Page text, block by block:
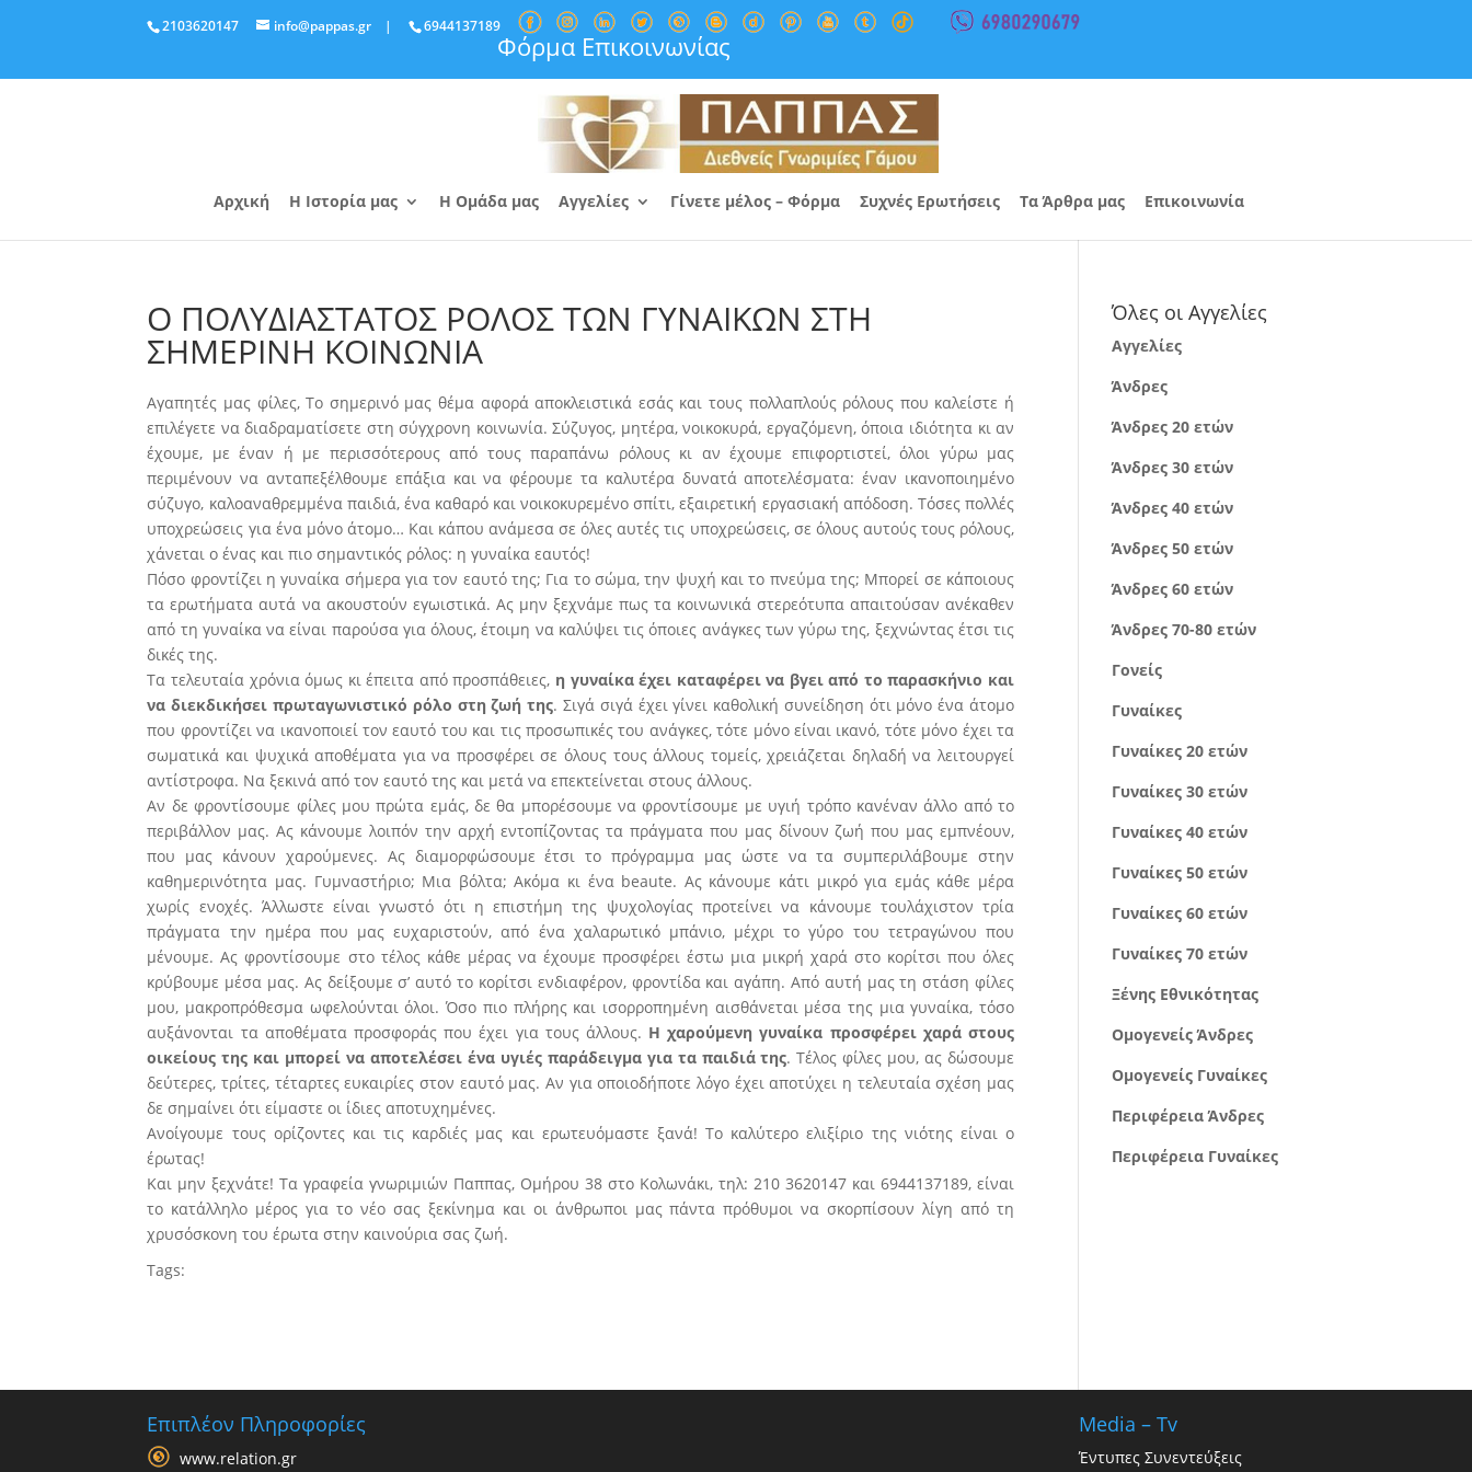
2103620147 info@pappas.gr | 6944137189
Φόρμα Επικοινωνίας
Αρχική Η Ιστορία μας Η Ομάδα μας Αγγελίες Γίνετε μέλος – Φόρμα Συχνές Ερωτήσεις Τα Άρθρα μας Επικοινωνία
O ΠΟΛΥΔΙΑΣΤΑΤΟΣ ΡΟΛΟΣ ΤΩΝ ΓΥΝΑΙΚΩΝ ΣΤΗ
ΣΗΜΕΡΙΝΗ ΚΟΙΝΩΝΙΑ
Αγαπητές μας φίλες, Το σημερινό μας θέμα αφορά αποκλειστικά εσάς και τους πολλαπλούς ρόλους που καλείστε ή
επιλέγετε να διαδραματίσετε στη σύγχρονη κοινωνία. Σύζυγος, μητέρα, νοικοκυρά, εργαζόμενη, όποια ιδιότητα κι αν
έχουμε, με έναν ή με περισσότερους από τους παραπάνω ρόλους κι αν έχουμε επιφορτιστεί, όλοι γύρω μας
περιμένουν να ανταπεξέλθουμε επάξια και να φέρουμε τα καλυτέρα δυνατά αποτελέσματα: έναν ικανοποιημένο
σύζυγο, καλοαναθρεμμένα παιδιά, ένα καθαρό και νοικοκυρεμένο σπίτι, εξαιρετική εργασιακή απόδοση. Τόσες πολλές
υποχρεώσεις για ένα μόνο άτομο… Και κάπου ανάμεσα σε όλες αυτές τις υποχρεώσεις, σε όλους αυτούς τους ρόλους,
χάνεται ο ένας και πιο σημαντικός ρόλος: η γυναίκα εαυτός!
Πόσο φροντίζει η γυναίκα σήμερα για τον εαυτό της; Για το σώμα, την ψυχή και το πνεύμα της; Μπορεί σε κάποιους
τα ερωτήματα αυτά να ακουστούν εγωιστικά. Ας μην ξεχνάμε πως τα κοινωνικά στερεότυπα απαιτούσαν ανέκαθεν
από τη γυναίκα να είναι παρούσα για όλους, έτοιμη να καλύψει τις όποιες ανάγκες των γύρω της, ξεχνώντας έτσι τις
δικές της.
Τα τελευταία χρόνια όμως κι έπειτα από προσπάθειες, η γυναίκα έχει καταφέρει να βγει από το παρασκήνιο και
να διεκδικήσει πρωταγωνιστικό ρόλο στη ζωή της. Σιγά σιγά έχει γίνει καθολική συνείδηση ότι μόνο ένα άτομο
που φροντίζει να ικανοποιεί τον εαυτό του και τις προσωπικές του ανάγκες, τότε μόνο είναι ικανό, τότε μόνο έχει τα
σωματικά και ψυχικά αποθέματα για να προσφέρει σε όλους τους άλλους τομείς, χρειάζεται δηλαδή να λειτουργεί
αντίστροφα. Να ξεκινά από τον εαυτό της και μετά να επεκτείνεται στους άλλους.
Αν δε φροντίσουμε φίλες μου πρώτα εμάς, δε θα μπορέσουμε να φροντίσουμε με υγιή τρόπο κανέναν άλλο από το
περιβάλλον μας. Ας κάνουμε λοιπόν την αρχή εντοπίζοντας τα πράγματα που μας δίνουν ζωή που μας εμπνέουν,
που μας κάνουν χαρούμενες. Ας διαμορφώσουμε έτσι το πρόγραμμα μας ώστε να τα συμπεριλάβουμε στην
καθημερινότητα μας. Γυμναστήριο; Μια βόλτα; Ακόμα κι ένα beaute. Ας κάνουμε κάτι μικρό για εμάς κάθε μέρα
χωρίς ενοχές. Άλλωστε είναι γνωστό ότι η επιστήμη της ψυχολογίας προτείνει να κάνουμε τουλάχιστον τρία
πράγματα την ημέρα που μας ευχαριστούν, από ένα χαλαρωτικό μπάνιο, μέχρι το γύρο του τετραγώνου που
μένουμε. Ας φροντίσουμε στο τέλος κάθε μέρας να έχουμε προσφέρει έστω μια μικρή χαρά στο κορίτσι που όλες
κρύβουμε μέσα μας. Ας δείξουμε σ’ αυτό το κορίτσι ενδιαφέρον, φροντίδα και αγάπη. Από αυτή μας τη στάση φίλες
μου, μακροπρόθεσμα ωφελούνται όλοι. Όσο πιο πλήρης και ισορροπημένη αισθάνεται μέσα της μια γυναίκα, τόσο
αυξάνονται τα αποθέματα προσφοράς που έχει για τους άλλους. Η χαρούμενη γυναίκα προσφέρει χαρά στους
οικείους της και μπορεί να αποτελέσει ένα υγιές παράδειγμα για τα παιδιά της. Τέλος φίλες μου, ας δώσουμε
δεύτερες, τρίτες, τέταρτες ευκαιρίες στον εαυτό μας. Αν για οποιοδήποτε λόγο έχει αποτύχει η τελευταία σχέση μας
δε σημαίνει ότι είμαστε οι ίδιες αποτυχημένες.
Ανοίγουμε τους ορίζοντες και τις καρδιές μας και ερωτευόμαστε ξανά! Το καλύτερο ελιξίριο της νιότης είναι ο
έρωτας!
Και μην ξεχνάτε! Τα γραφεία γνωριμιών Παππας, Ομήρου 38 στο Κολωνάκι, τηλ: 210 3620147 και 6944137189, είναι
το κατάλληλο μέρος για το νέο σας ξεκίνημα και οι άνθρωποι μας πάντα πρόθυμοι να σκορπίσουν λίγη από τη
χρυσόσκονη του έρωτα στην καινούρια σας ζωή.
Tags:
Όλες οι Αγγελίες
Αγγελίες
Άνδρες
Άνδρες 20 ετών
Άνδρες 30 ετών
Άνδρες 40 ετών
Άνδρες 50 ετών
Άνδρες 60 ετών
Άνδρες 70-80 ετών
Γονείς
Γυναίκες
Γυναίκες 20 ετών
Γυναίκες 30 ετών
Γυναίκες 40 ετών
Γυναίκες 50 ετών
Γυναίκες 60 ετών
Γυναίκες 70 ετών
Ξένης Εθνικότητας
Ομογενείς Άνδρες
Ομογενείς Γυναίκες
Περιφέρεια Άνδρες
Περιφέρεια Γυναίκες
Επιπλέον Πληροφορίες
www.relation.gr
Media – Tv
Έντυπες Συνεντεύξεις